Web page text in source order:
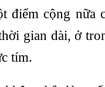
điểm cộng nữa
gian dài, ở
tím.